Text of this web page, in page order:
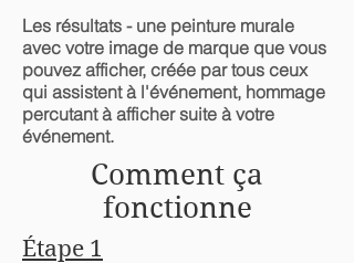
Les résultats - une peinture murale
avec votre image de marque que vous
pouvez afficher, créée par tous ceux
qui assistent à l'événement, hommage
percutant à afficher suite à votre
événement.
Comment ça
fonctionne
Étape 1